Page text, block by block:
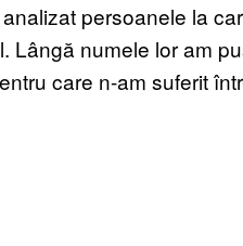
persoanele la
Lângă numele lor am
care n-am suferit